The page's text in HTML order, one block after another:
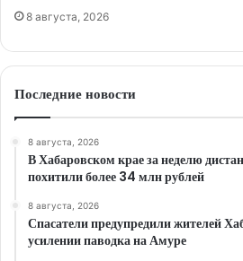
8 августа, 2026
Последние новости
8 августа, 2026
В Хабаровском крае за неделю
похитили более 34 млн рублей
8 августа, 2026
Спасатели предупредили жителей
усилении паводка на Амуре